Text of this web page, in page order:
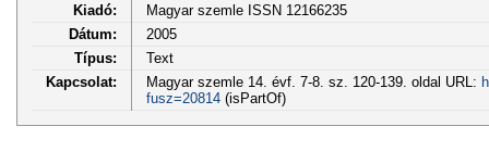
Kiadó:
Magyar szemle ISSN 12166235
Dátum:
2005
Típus:
Text
Kapcsolat:
Magyar szemle 14. évf. 7-8. sz. 120-139. oldal URL:
fusz=20814(isPartOf)